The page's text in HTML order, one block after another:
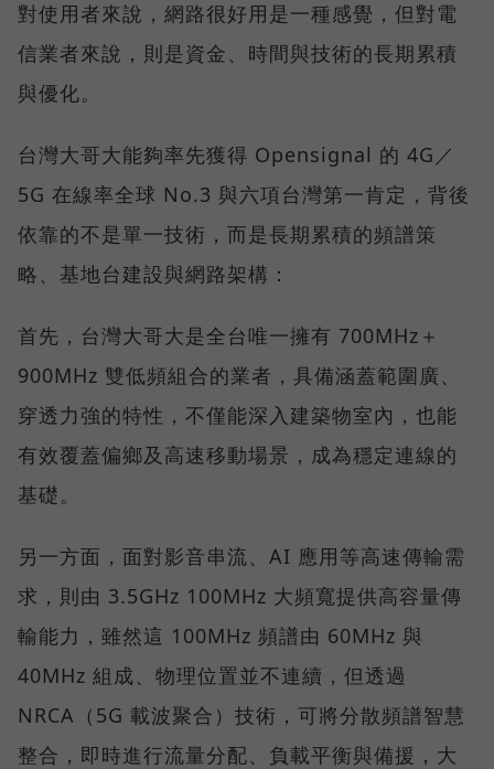
對使用者來說，網路很好用是一種感覺，但對電
信業者來說，則是資金、時間與技術的長期累積
與優化。
台灣大哥大能夠率先獲得 Opensignal 的 4G／
5G 在線率全球 No.3 與六項台灣第一肯定，背後
依靠的不是單一技術，而是長期累積的頻譜策
略、基地台建設與網路架構：
首先，台灣大哥大是全台唯一擁有 700MHz＋
900MHz 雙低頻組合的業者，具備涵蓋範圍廣、
穿透力強的特性，不僅能深入建築物室內，也能
有效覆蓋偏鄉及高速移動場景，成為穩定連線的
基礎。
另一方面，面對影音串流、AI 應用等高速傳輸需
求，則由 3.5GHz 100MHz 大頻寬提供高容量傳
輸能力，雖然這 100MHz 頻譜由 60MHz 與
40MHz 組成、物理位置並不連續，但透過
NRCA（5G 載波聚合）技術，可將分散頻譜智慧
整合，即時進行流量分配、負載平衡與備援，大